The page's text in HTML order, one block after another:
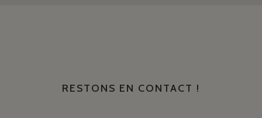
RESTONS EN CONTACT !